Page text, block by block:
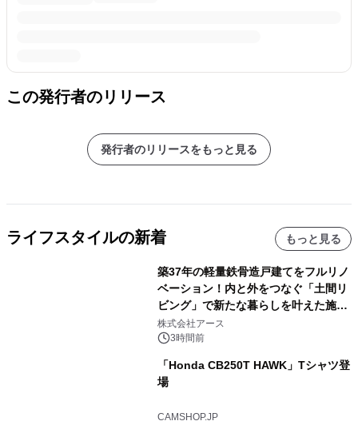
この発行者のリリース
発行者のリリースをもっと見る
ライフスタイルの新着 もっと見る
築37年の軽量鉄骨造戸建てをフルリノ
ベーション！内と外をつなぐ「土間リ
ビング」で新たな暮らしを叶えた施工
事例を株式会社アースが公開
株式会社アース
3時間前
「Honda CB250T HAWK」Tシャツ登
場
CAMSHOP.JP